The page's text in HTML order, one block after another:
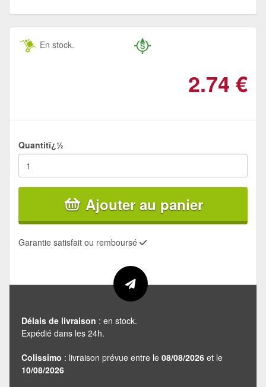
En stock.
2.74 €
Quantitï¿½
Ajouter au panier
Garantie satisfait ou remboursé
Délais de livraison : en stock.
Expédié dans les 24h.
Colissimo : livraison prévue entre le 08/08/2026 et le
10/08/2026